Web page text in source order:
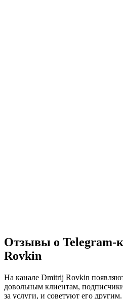
Отзывы о Telegram-
Rovkin
На канале Dmitrij Rovkin
довольным клиентам,
за услуги, и советуют его